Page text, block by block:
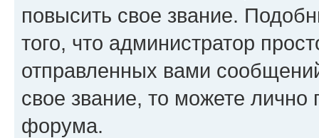
повысить свое звание.
того, что администратор
отправленных вами
свое звание, то можете лично
форума.